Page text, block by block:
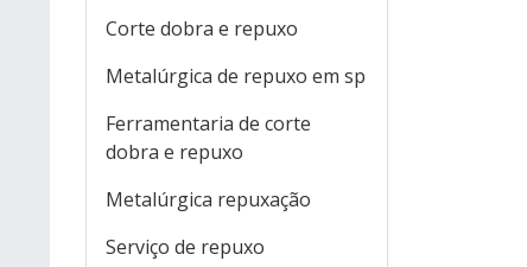
Corte dobra e repuxo
Metalúrgica de repuxo em sp
Ferramentaria de corte
dobra e repuxo
Metalúrgica repuxação
Serviço de repuxo